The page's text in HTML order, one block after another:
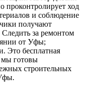
проконтролирует ход
и соблюдение
получают
за ремонтом
от Уфы;
Это бесплатная
мы готовы
строительных